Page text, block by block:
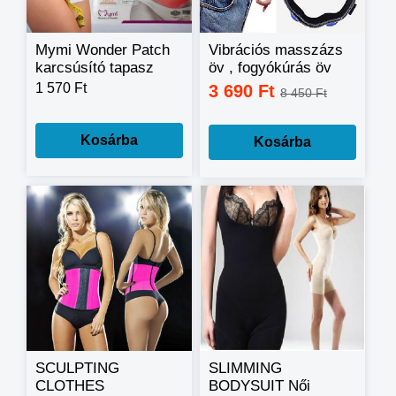
Mymi Wonder Patch
karcsúsító tapasz
1 570 Ft
Kosárba
Vibrációs masszázs
öv , fogyókúrás öv
3 690 Ft 8 450 Ft
Kosárba
SCULPTING
CLOTHES
SLIMMING
BODYSUIT Női